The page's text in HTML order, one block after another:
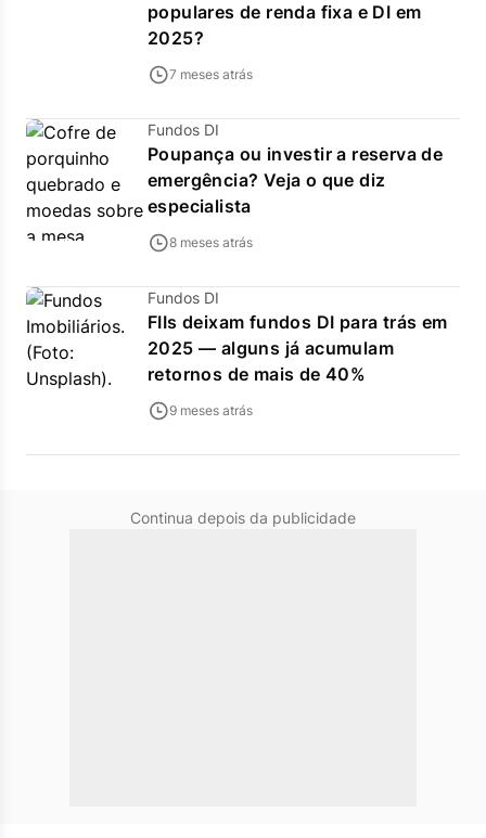
populares de renda fixa e DI em
2025?
7 meses atrás
Fundos DI
Poupança ou investir a reserva de
emergência? Veja o que diz
especialista
8 meses atrás
Fundos DI
FIIs deixam fundos DI para trás em
2025 — alguns já acumulam
retornos de mais de 40%
9 meses atrás
Continua depois da publicidade